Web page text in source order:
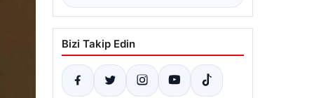
Bizi Takip Edin